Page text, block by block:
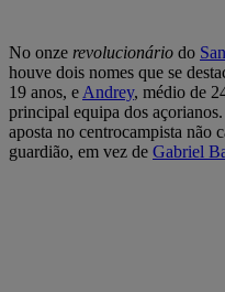
No onze revolucionário do
houve dois nomes que se
19 anos, e Andrey, médio de
principal equipa dos
aposta no centrocampista não
guardião, em vez de Gabriel